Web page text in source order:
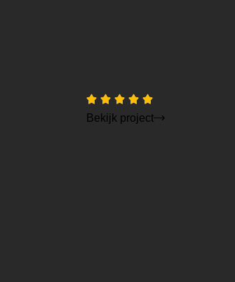
Bekijk project